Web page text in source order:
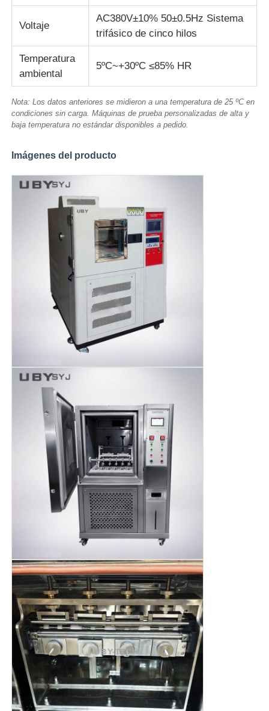
Voltaje
AC380V±10% 50±0.5Hz Sistema
trifásico de cinco hilos
Temperatura
ambiental
5ºC~+30ºC ≤85% HR
Nota: Los datos anteriores se midieron a una temperatura de 25 ºC en
condiciones sin carga. Máquinas de prueba personalizadas de alta y
baja temperatura no estándar disponibles a pedido.
Imágenes del producto